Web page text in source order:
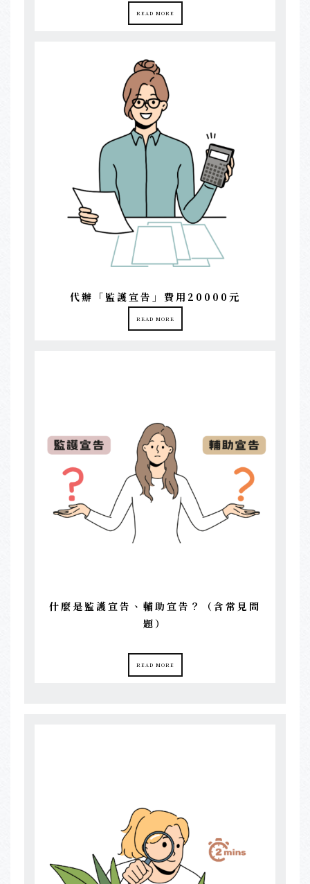
READ MORE
代辦「監護宣告」費用20000元
READ MORE
什麼是監護宣告、輔助宣告？（含常見問
題）
READ MORE